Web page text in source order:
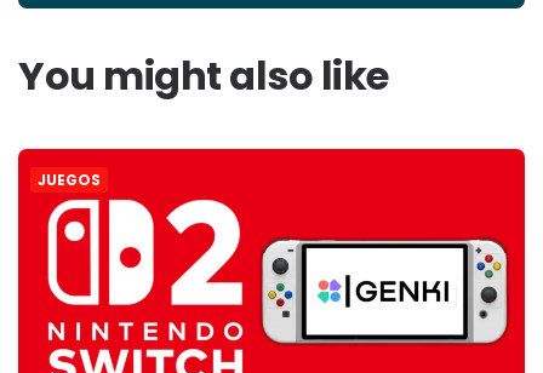
You might also like
JUEGOS